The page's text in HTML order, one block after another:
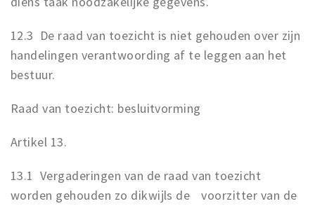
12.3 De raad van toezicht is niet gehouden over zijn
handelingen verantwoording af te leggen aan het
bestuur.
Raad van toezicht: besluitvorming
Artikel 13.
13.1 Vergaderingen van de raad van toezicht
worden gehouden zo dikwijls de voorzitter van de